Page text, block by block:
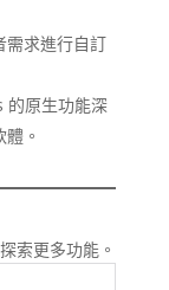
需求進行自訂
原生功能深
。
索更多功能。